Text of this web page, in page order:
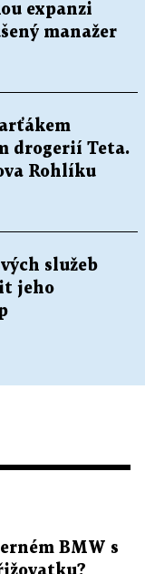
expanzi
manažer
drogerií Teta.
Rohlíku
služeb
jeho
BMW s